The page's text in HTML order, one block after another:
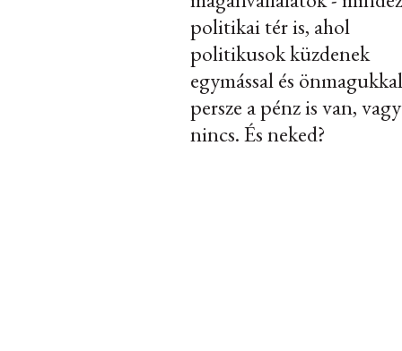
politikai tér is, ahol
politikusok küzdenek
egymással és
persze a pénz is van, vagy
nincs. És neked?